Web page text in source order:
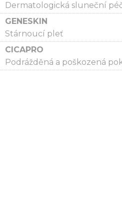
Dermatologická sluneční
GENESKIN
Stárnoucí pleť
CICAPRO
Podrážděná a poškozená